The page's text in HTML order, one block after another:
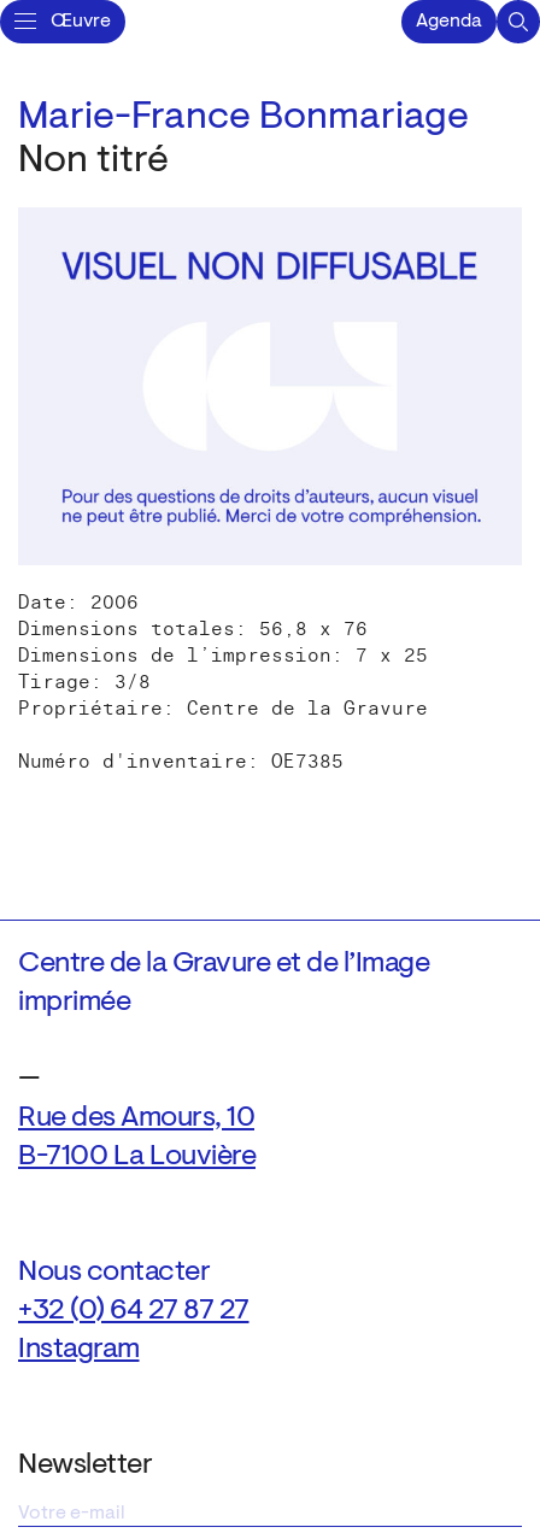
Œuvre Agenda
Marie-France Bonmariage
Non titré
Date: 2006
Dimensions totales: 56,8 x 76
Dimensions de l’impression: 7 x 25
Tirage: 3/8
Propriétaire: Centre de la Gravure
Numéro d'inventaire: OE7385
Centre de la Gravure et de l’Image
imprimée
—
Rue des Amours, 10
B-7100 La Louvière
Nous contacter
+32 (0) 64 27 87 27
Instagram
Newsletter